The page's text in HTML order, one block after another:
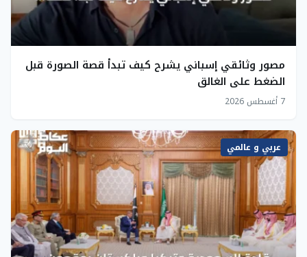
مصور وثائقي إسباني يشرح كيف تبدأ قصة الصورة قبل
الضغط على الغالق
7 أغسطس 2026
عربي و عالمي